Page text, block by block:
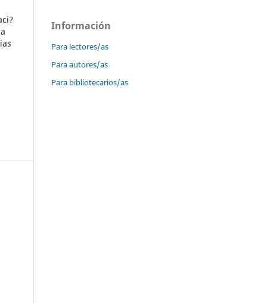
Información
Para lectores/as
Para autores/as
Para bibliotecarios/as